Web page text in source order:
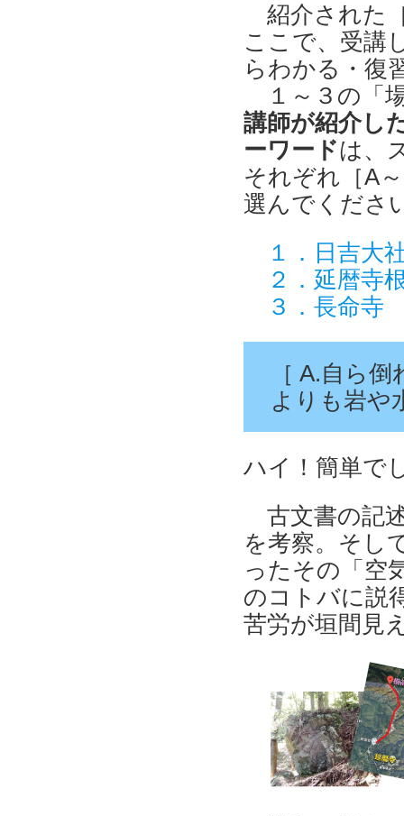
紹介された
ここで、受講
らわかる・復
１～３の「
講師が紹介し
ーワードは、
それぞれ［A
選んでくださ
１．日吉大
２．延暦寺
３．長命寺
［ A.自ら
よりも岩
ハイ！簡単で
古文書の記
を考察。そし
ったその「空
のコトバに説
苦労が垣間見